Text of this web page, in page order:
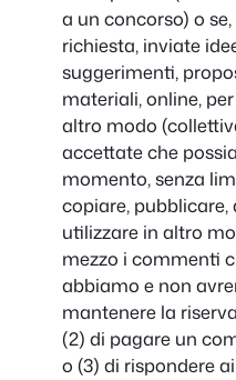
a un concorso) o
richiesta, inviate
suggerimenti,
materiali, online,
altro modo
accettate che
momento, senza
copiare,
utilizzare in altro
mezzo i commenti
abbiamo e non
mantenere la
(2) di pagare un
o (3) di rispondere